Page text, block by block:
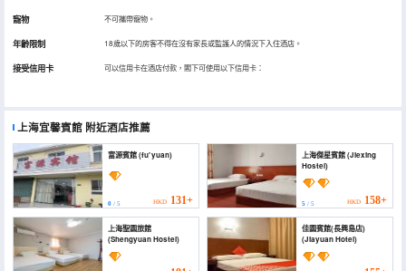
寵物 不可攜帶寵物。
年齡限制 18歲以下的房客不得在沒有家長或監護人的情況下入住酒店。
接受信用卡 可以信用卡在酒店付款，閣下可使用以下信用卡：
上海宜馨賓館 附近酒店推薦
富源賓館 (fu' yuan)
0 / 5 HKD 131+
上海傑星賓館 (Jiexing
Hostel)
5/ 5 HKD 158+
上海聖園旅館
(Shengyuan Hostel)
佳園賓館(長興島店)
(Jiayuan Hotel)